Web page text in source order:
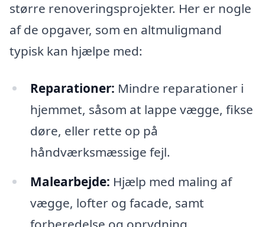
større renoveringsprojekter. Her er nogle
af de opgaver, som en altmuligmand
typisk kan hjælpe med:
Reparationer: Mindre reparationer i
hjemmet, såsom at lappe vægge, fikse
døre, eller rette op på
håndværksmæssige fejl.
Malearbejde: Hjælp med maling af
vægge, lofter og facade, samt